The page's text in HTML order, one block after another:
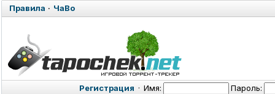
Правила · ЧаВо
Регистрация · Имя: Пароль: